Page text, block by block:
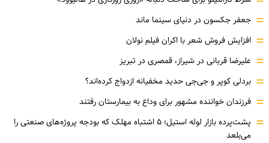
= جعفر جکسون در دنیای سینما ماند
= افزایش فروش شعر با اکران فیلم نولان
= علیرضا قربانی در شیراز، قمصری در تبریز
= بردلی کوپر و جی‌جی حدید مخفیانه ازدواج کرده‌اند؟
= فرزندان خواننده مشهور برای وداع به بیمارستان رفتند
=
پشت‌پرده بازار لوله استیل؛ ۵ اشتباه مهلک که بودجه پروژه‌های صنعتی را
می‌بلعد